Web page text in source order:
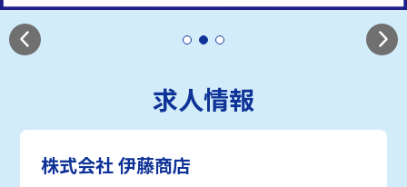
求人情報
株式会社 伊藤商店